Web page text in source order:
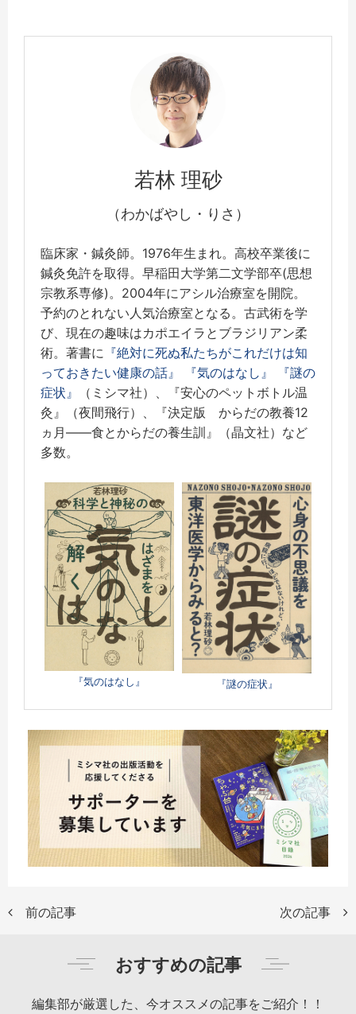
若林 理砂
（わかばやし・りさ）
臨床家・鍼灸師。1976年生まれ。高校卒業後に
鍼灸免許を取得。早稲田大学第二文学部卒(思想
宗教系専修)。2004年にアシル治療室を開院。
予約のとれない人気治療室となる。古武術を学
び、現在の趣味はカポエイラとブラジリアン柔
術。著書に 『絶対に死ぬ私たちがこれだけは知
っておきたい健康の話』
『気のはなし』
『謎の
症状』
（ミシマ社）、『安心のペットボトル温
灸』（夜間飛行）、『決定版 からだの教養12
ヵ月――食とからだの養生訓』（晶文社）など
多数。
『気のはなし』 『謎の症状』
前の記事 次の記事
おすすめの記事
編集部が厳選した、今オススメの記事をご紹介！！